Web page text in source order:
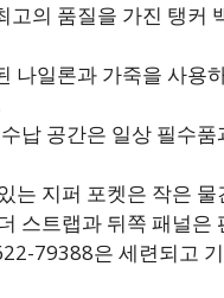
고의 품질을 가진 탱커
나일론과 가죽을 사용
납 공간은 일상 필수
는 지퍼 포켓은 작은
스트랩과 뒤쪽 패널은
79388은 세련되고